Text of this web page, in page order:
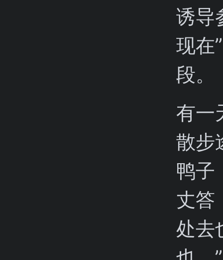
诱导
现在
段。
有一
散步
鸭子
丈答
处去